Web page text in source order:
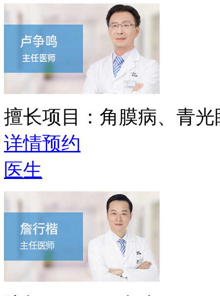
擅长项目： 角膜病、青
详情预约
医生